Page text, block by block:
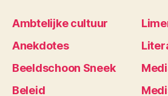
Ambtelijke cultuur
Anekdotes
Beeldschoon Sneek
Beleid